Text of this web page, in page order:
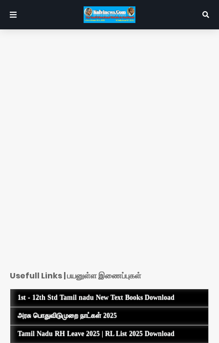
Usefull Links | பயனுள்ள இணைப்புகள்
1st - 12th Std Tamil nadu New Text Books Download
அரசு பொதுவிடுமுறை நாட்கள் 2025
Tamil Nadu RH Leave 2025 | RL List 2025 Download